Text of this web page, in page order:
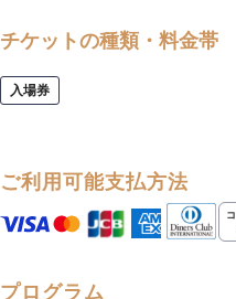
チケットの種類・料金帯
入場券
ご利用可能支払方法
プログラム